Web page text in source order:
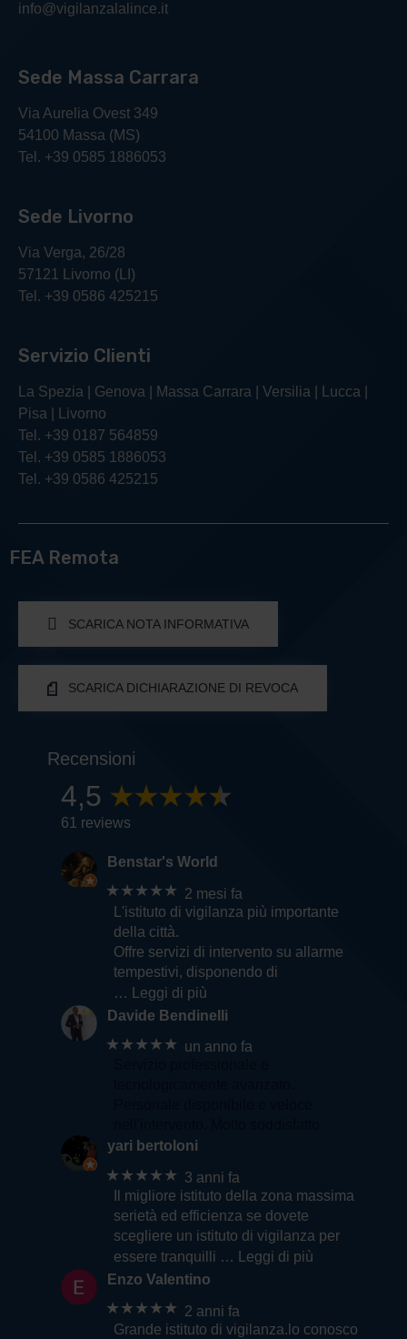
info@vigilanzalalince.it
Sede Massa Carrara
Via Aurelia Ovest 349
54100 Massa (MS)
Tel. +39 0585 1886053
Sede Livorno
Via Verga, 26/28
57121 Livorno (LI)
Tel. +39 0586 425215
Servizio Clienti
La Spezia | Genova | Massa Carrara | Versilia | Lucca |
Pisa | Livorno
Tel. +39 0187 564859
Tel. +39 0585 1886053
Tel. +39 0586 425215
FEA Remota
SCARICA NOTA INFORMATIVA
SCARICA DICHIARAZIONE DI REVOCA
Recensioni
4,5
61 reviews
Benstar's World
★★★★★ 2 mesi fa
L'istituto di vigilanza più importante
della città.
Offre servizi di intervento su allarme
tempestivi, disponendo di
… Leggi di più
Davide Bendinelli
★★★★★ un anno fa
yari bertoloni
★★★★★ 3 anni fa
Il migliore istituto della zona massima
serietà ed efficienza se dovete
scegliere un istituto di vigilanza per
essere tranquilli … Leggi di più
Enzo Valentino
★★★★★ 2 anni fa
Grande istituto di vigilanza.lo conosco